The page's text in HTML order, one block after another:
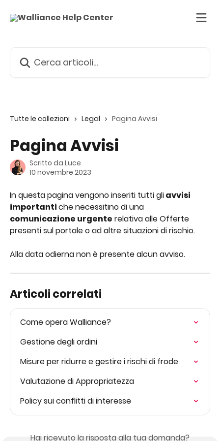
Tutte le collezioni Legal Pagina Avvisi
Pagina Avvisi
Scritto da Luce
10 novembre 2023
In questa pagina vengono inseriti tutti gli avvisi
importanti che necessitino di una
comunicazione urgente relativa alle Offerte
presenti sul portale o ad altre situazioni di rischio.
Alla data odierna non è presente alcun avviso.
Articoli correlati
Come opera Walliance?
Gestione degli ordini
Misure per ridurre e gestire i rischi di frode
Valutazione di Appropriatezza
Policy sui conflitti di interesse
Hai ricevuto la risposta alla tua domanda?